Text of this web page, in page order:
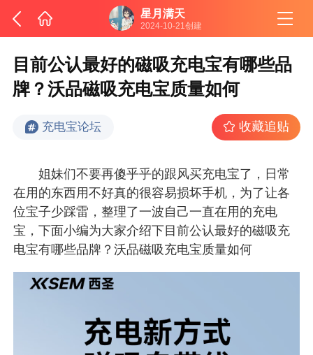
星月满天
2024-10-21创建
目前公认最好的磁吸充电宝有哪些品
牌？沃品磁吸充电宝质量如何
充电宝论坛 收藏追贴
姐妹们不要再傻乎乎的跟风买充电宝了，日常
在用的东西用不好真的很容易损坏手机，为了让各
位宝子少踩雷，整理了一波自己一直在用的充电
宝，下面小编为大家介绍下目前公认最好的磁吸充
电宝有哪些品牌？沃品磁吸充电宝质量如何